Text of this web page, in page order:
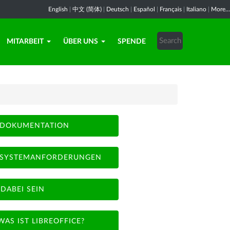
English 中文 (简体) Deutsch Español Français Italiano More...
MITARBEIT ÜBER UNS SPENDE
DOKUMENTATION
SYSTEMANFORDERUNGEN
DABEI SEIN
IST LIBREOFFICE?